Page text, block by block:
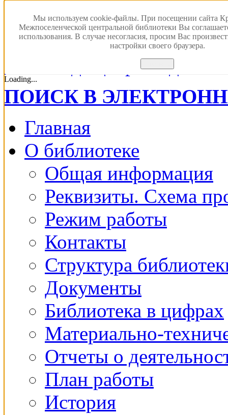
Мы используем cookie-файлы. При посещении сайта
Межпоселенческой центральной библиотеки Вы
использования. В случае несогласия, просим Вас
настройки своего браузера.
Loading...
Версия для
ПОИСК В
Главная
О библиотеке
Общая информация
Реквизиты. Схема
Режим работы
Контакты
Структура
Документы
Библиотека в цифрах
Материально-
Отчеты о
План работы
История